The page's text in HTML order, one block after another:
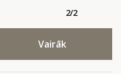
2/2
Vairāk